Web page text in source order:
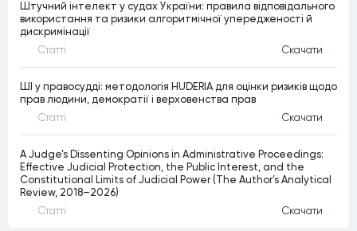
Штучний інтелект у судах України: правила відповідального
використання та ризики алгоритмічної упередженості й
дискримінації
Статтi Скачати
ШІ у правосудді: методологія HUDERIA для оцінки ризиків щодо
прав людини, демократії і верховенства прав
Статтi Скачати
A Judge’s Dissenting Opinions in Administrative Proceedings:
Effective Judicial Protection, the Public Interest, and the
Constitutional Limits of Judicial Power (The Author’s Analytical
Review, 2018–2026)
Статтi Скачати